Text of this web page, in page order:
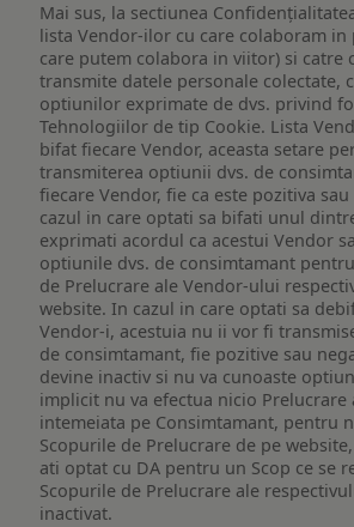
Mai sus, la sectiunea
lista Vendor-ilor cu care colaboram in
care putem colabora in viitor) si catre
transmite datele personale colectate,
optiunilor exprimate de dvs. privind
Tehnologiilor de tip Cookie. Lista
bifat fiecare Vendor, aceasta setare
transmiterea optiunii dvs. de
fiecare Vendor, fie ca este pozitiva
cazul in care optati sa bifati unul
exprimati acordul ca acestui Vendor
optiunile dvs. de consimtamant
de Prelucrare ale Vendor-ului
website. In cazul in care optati sa
Vendor-i, acestuia nu ii vor fi
de consimtamant, fie pozitive sau
devine inactiv si nu va cunoaste
implicit nu va efectua nicio Prelucrare
intemeiata pe Consimtamant, pentru
Scopurile de Prelucrare de pe
ati optat cu DA pentru un Scop ce se
Scopurile de Prelucrare ale
inactivat.